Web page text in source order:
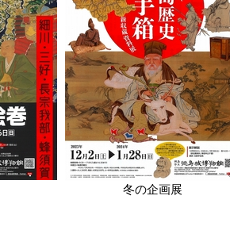
冬の企画展